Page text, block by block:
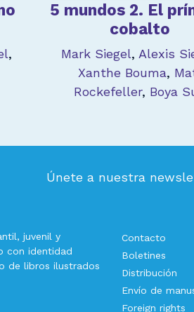
,
5 mundos 2. El
cobalto
Mark Siegel, Alexis
Xanthe Bouma,
Rockefeller, Boya
Únete a nuestra
juvenil y
con identidad
de libros ilustrados
Contacto
Boletines
Distribución
Envío de
Foreign rights